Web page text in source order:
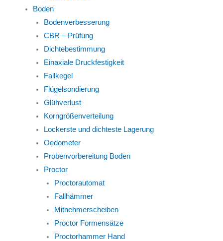
Boden
Bodenverbesserung
CBR – Prüfung
Dichtebestimmung
Einaxiale Druckfestigkeit
Fallkegel
Flügelsondierung
Glühverlust
Korngrößenverteilung
Lockerste und dichteste Lagerung
Oedometer
Probenvorbereitung Boden
Proctor
Proctorautomat
Fallhämmer
Mitnehmerscheiben
Proctor Formensätze
Proctorhammer Hand